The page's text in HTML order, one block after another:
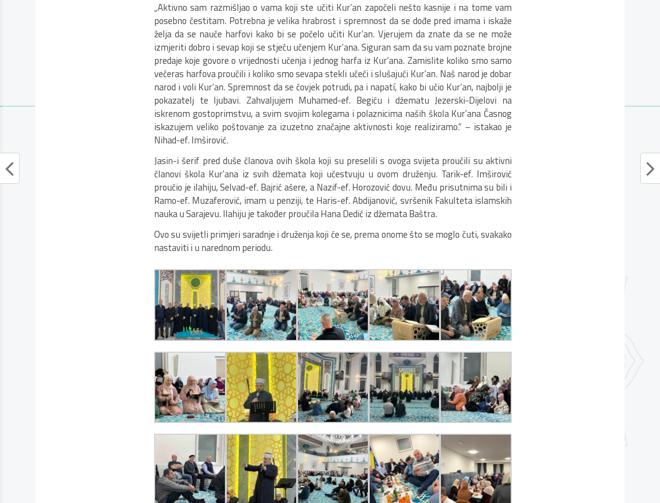
„Aktivno sam razmišljao o vama koji ste učiti Kur’an započeli nešto kasnije i na tome vam
posebno čestitam. Potrebna je velika hrabrost i spremnost da se dođe pred imama i iskaže
želja da se nauče harfovi kako bi se počelo učiti Kur’an. Vjerujem da znate da se ne može
izmjeriti dobro i sevap koji se stječu učenjem Kur’ana. Siguran sam da su vam poznate brojne
predaje koje govore o vrijednosti učenja i jednog harfa iz Kur’ana. Zamislite koliko smo samo
večeras harfova proučili i koliko smo sevapa stekli učeći i slušajući Kur’an. Naš narod je dobar
narod i voli Kur’an. Spremnost da se čovjek potrudi, pa i napatí, kako bi učio Kur’an, najbolji je
pokazatelj te ljubavi. Zahvaljujem Muhamed-ef. Begiću i džematu Jezerski-Dijelovi na
iskrenom gostoprimstvu, a svim svojim kolegama i polaznicima naših škola Kur’ana Časnog
iskazujem veliko poštovanje za izuzetno značajne aktivnosti koje realiziramo.“ – istakao je
Nihad-ef. Imširović.
Jasin-i šerif pred duše članova ovih škola koji su preselili s ovoga svijeta proučili su aktivni
članovi škola Kur’ana iz svih džemata koji učestvuju u ovom druženju. Tarik-ef. Imširović
proučio je ilahiju, Selvad-ef. Bajrić ašere, a Nazif-ef. Horozović dovu. Među prisutnima su bili i
Ramo-ef. Muzaferović, imam u penziji, te Haris-ef. Abdijanović, svršenik Fakulteta islamskih
nauka u Sarajevu. Ilahiju je također proučila Hana Dedić iz džemata Baštra.
Ovo su svijetli primjeri saradnje i druženja koji će se, prema onome što se moglo čuti, svakako
nastaviti i u narednom periodu.